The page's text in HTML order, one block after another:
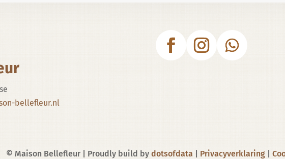
bellefleur.nl
© Maison Bellefleur | Proudly build by dotsofdata Privacyverklaring